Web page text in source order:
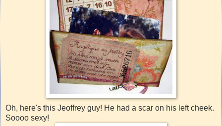
Oh, here's this Jeoffrey guy! He had a scar on his left cheek.
Soooo sexy!